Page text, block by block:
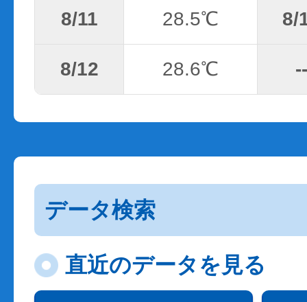
8/11 28.5℃ 8/
8/12 28.6℃ --
データ検索
直近のデータを見る